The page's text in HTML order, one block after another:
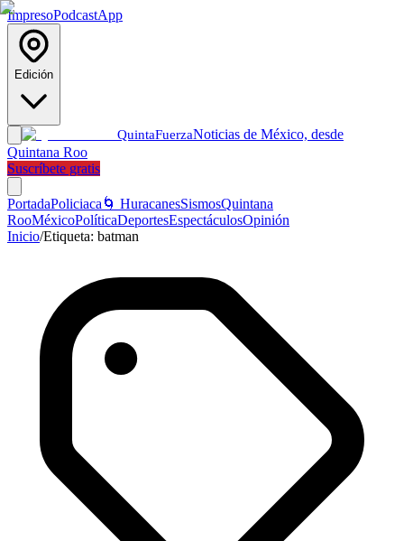
ImpresoPodcastApp
Edición
QuintaFuerzaNoticias de México, desde
Quintana Roo
Suscríbete gratis
PortadaPoliciaca 🌀 HuracanesSismosQuintana
RooMéxicoPolíticaDeportesEspectáculosOpinión
Inicio/Etiqueta: batman